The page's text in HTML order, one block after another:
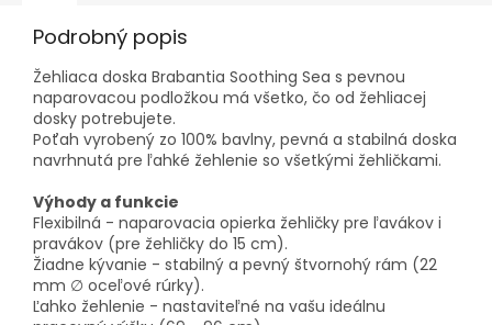
Podrobný popis
Žehliaca doska Brabantia Soothing Sea s pevnou
naparovacou podložkou má všetko, čo od žehliacej
dosky potrebujete.
Poťah vyrobený zo 100% bavlny, pevná a stabilná doska
navrhnutá pre ľahké žehlenie so všetkými žehličkami.
Výhody a funkcie
Flexibilná - naparovacia opierka žehličky pre ľavákov i
pravákov (pre žehličky do 15 cm).
Žiadne kývanie - stabilný a pevný štvornohý rám (22
mm ∅ oceľové rúrky).
Ľahko žehlenie - nastaviteľné na vašu ideálnu